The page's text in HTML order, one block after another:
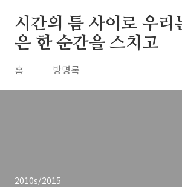
시간의 틈 사이로 우리
은 한 순간을 스치고
홈 방명록
2010s/2015